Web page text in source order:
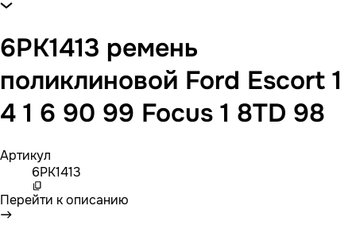
6PK1413 ремень
поликлиновой Ford Escort 1
4 1 6 90 99 Focus 1 8TD 98
Артикул
6PK1413
Перейти к описанию